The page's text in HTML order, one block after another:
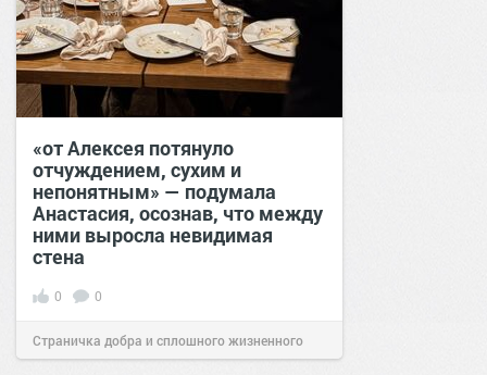
«от Алексея потянуло
отчуждением, сухим и
непонятным» — подумала
Анастасия, осознав, что между
ними выросла невидимая
стена
0 0
Страничка добра и сплошного жизненного